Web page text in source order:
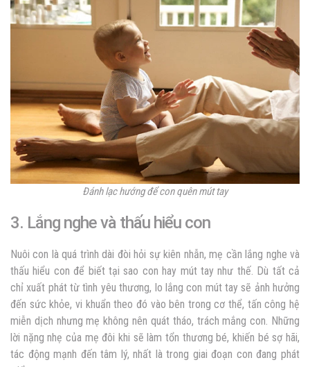
Đánh lạc hướng để con quên mút tay
3. Lắng nghe và thấu hiểu con
Nuôi con là quá trình dài đòi hỏi sự kiên nhẫn, mẹ cần lắng nghe và
thấu hiểu con để biết tại sao con hay mút tay như thế. Dù tất cả
chỉ xuất phát từ tình yêu thương, lo lắng con mút tay sẽ ảnh hưởng
đến sức khỏe, vi khuẩn theo đó vào bên trong cơ thể, tấn công hệ
miễn dịch nhưng mẹ không nên quát tháo, trách mắng con. Những
lời nặng nhẹ của mẹ đôi khi sẽ làm tổn thương bé, khiến bé sợ hãi,
tác động mạnh đến tâm lý, nhất là trong giai đoạn con đang phát